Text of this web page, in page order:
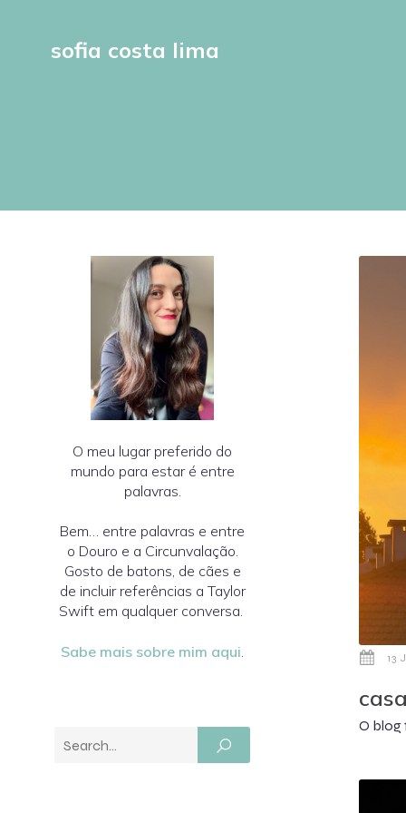
sofia costa lima
O meu lugar preferido do
mundo para estar é entre
palavras.
Bem… entre palavras e entre
o Douro e a Circunvalação.
Gosto de batons, de cães e
de incluir referências a Taylor
Swift em qualquer conversa.
Sabe mais sobre mim aqui. 13
O blog